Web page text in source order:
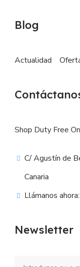
Blog
Actualidad
Shop Duty Free
C/ Agustín de
Canaria
Llámanos
Newsletter